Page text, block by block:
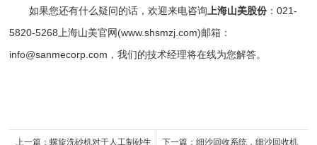
如果您还有什么疑问的话，欢迎来电咨询 上海山美股份：021-
5820-5268上海山美官网(www.shsmzj.com)邮箱：
info@sanmecorp.com，我们的技术经理将在线为您解答。
上一篇： 螺旋洗砂机对于人工制砂生 下一篇：细沙回收系统，细沙回收机